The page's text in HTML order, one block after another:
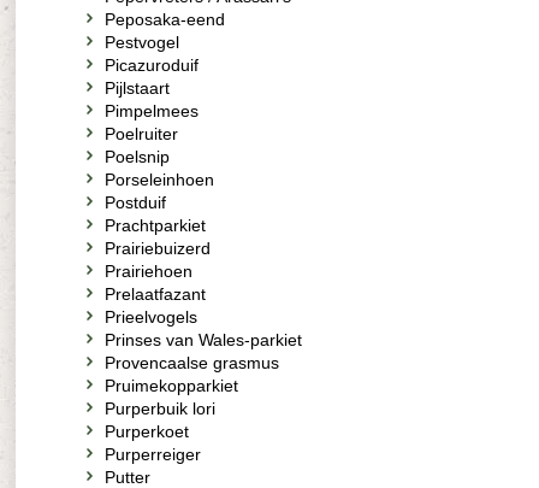
Peposaka-eend
Pestvogel
Picazuroduif
Pijlstaart
Pimpelmees
Poelruiter
Poelsnip
Porseleinhoen
Postduif
Prachtparkiet
Prairiebuizerd
Prairiehoen
Prelaatfazant
Prieelvogels
Prinses van Wales-parkiet
Provencaalse grasmus
Pruimekopparkiet
Purperbuik lori
Purperkoet
Purperreiger
Putter